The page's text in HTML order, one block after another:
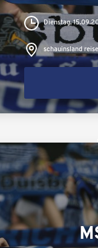
Dienstag,
schauinsland